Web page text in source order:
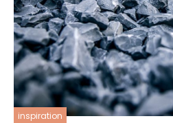
inspiration